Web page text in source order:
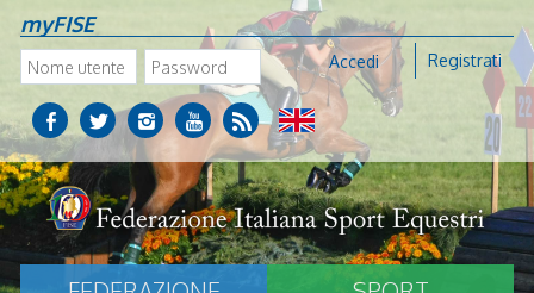
myFISE
Accedi Registrati